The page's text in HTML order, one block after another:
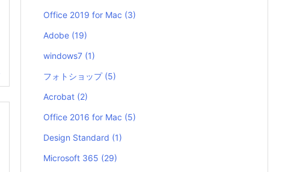
Office 2019 for Mac (3)
Adobe (19)
windows7 (1)
フォトショップ (5)
Acrobat (2)
Office 2016 for Mac (5)
Design Standard (1)
Microsoft 365 (29)